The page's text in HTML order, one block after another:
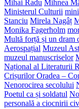
Mihai Radu Mihnea
Ministerul Culturii
Stanciu Mirela Nagâț
Monika Fagerholm
Multă forță și un dram
Aerospațial Muzeul
muzeul manuscriselor
Național al Literaturii
Crișurilor Oradea –
Nenorocirea secolului
Poetul ca și soldatul
personală a ciocnirii